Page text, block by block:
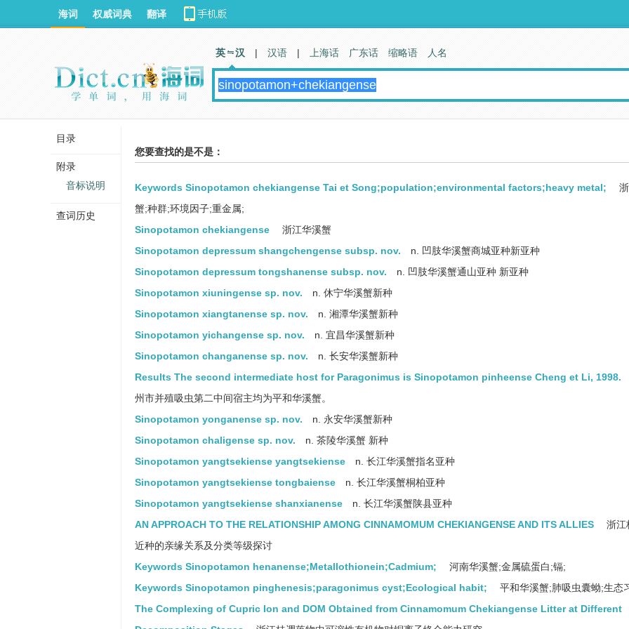
您要查找的是不是：
Keywords Sinopotamon chekiangense Tai et Song;population;environmental factors;heavy metal;
蟹;种群;环境因子;重金属;
Sinopotamon chekiangense
浙江华溪蟹
Sinopotamon depressum shangchengense subsp. nov.
n. 凹肢华溪蟹商城亚种新亚种
Sinopotamon depressum tongshanense subsp. nov.
n. 凹肢华溪蟹通山亚种 新亚种
Sinopotamon xiuningense sp. nov.
n. 休宁华溪蟹新种
Sinopotamon xiangtanense sp. nov.
n. 湘潭华溪蟹新种
Sinopotamon yichangense sp. nov.
n. 宜昌华溪蟹新种
Sinopotamon changanense sp. nov.
n. 长安华溪蟹新种
Results The second intermediate host for Paragonimus is Sinopotamon pinheense Cheng et Li, 1998.
州市并殖吸虫第二中间宿主均为平和华溪蟹。
Sinopotamon yonganense sp. nov.
n. 永安华溪蟹新种
Sinopotamon chaligense sp. nov.
n. 茶陵华溪蟹 新种
Sinopotamon yangtsekiense yangtsekiense
n. 长江华溪蟹指名亚种
Sinopotamon yangtsekiense tongbaiense
n. 长江华溪蟹桐柏亚种
Sinopotamon yangtsekiense shanxianense
n. 长江华溪蟹陕县亚种
AN APPROACH TO THE RELATIONSHIP AMONG CINNAMOMUM CHEKIANGENSE AND ITS ALLIES
浙江
近种的亲缘关系及分类等级探讨
Keywords Sinopotamon henanense;Metallothionein;Cadmium;
河南华溪蟹;金属硫蛋白;镉;
Keywords Sinopotamon pinghenesis;paragonimus cyst;Ecological habit;
平和华溪蟹;肺吸虫囊蚴;生态
The Complexing of Cupric Ion and DOM Obtained from Cinnamomum Chekiangense Litter at Different
海词 权威词典 翻译
英 汉 | 汉语 | 上海话 广东话 缩略语 人名
目录
附录
音标说明
查词历史